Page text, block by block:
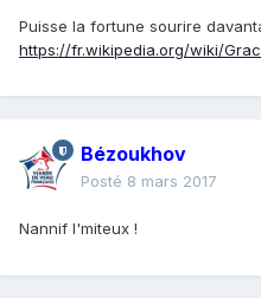
Puisse la fortune sourire
https://fr.wikipedia.org/wiki/
Bézoukhov
Posté 8 mars 2017
Nannif l'miteux !